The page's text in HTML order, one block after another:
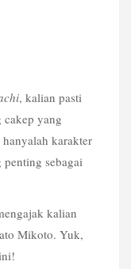
, kalian pasti
cakep yang
karakter
sebagai
kalian
Mikoto. Yuk,